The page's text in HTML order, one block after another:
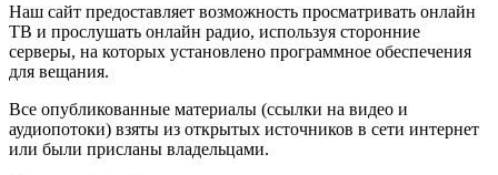
Наш сайт предоставляет возможность просматривать онлайн
ТВ и прослушать онлайн радио, используя сторонние
серверы, на которых установлено программное обеспечения
для вещания.
Все опубликованные материалы (ссылки на видео и
аудиопотоки) взяты из открытых источников в сети интернет
или были присланы владельцами.